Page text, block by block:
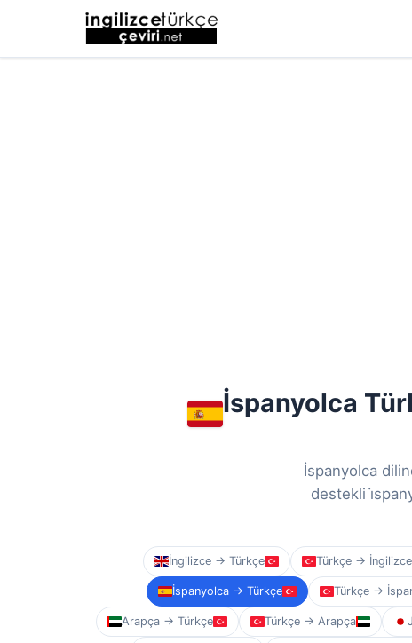
İspanyolca
İspanyolca
destekli
İngilizce → Türkçe Türkçe → İngilizce
İspanyolca → Türkçe Türkçe →
Arapça → Türkçe Türkçe → Arapça